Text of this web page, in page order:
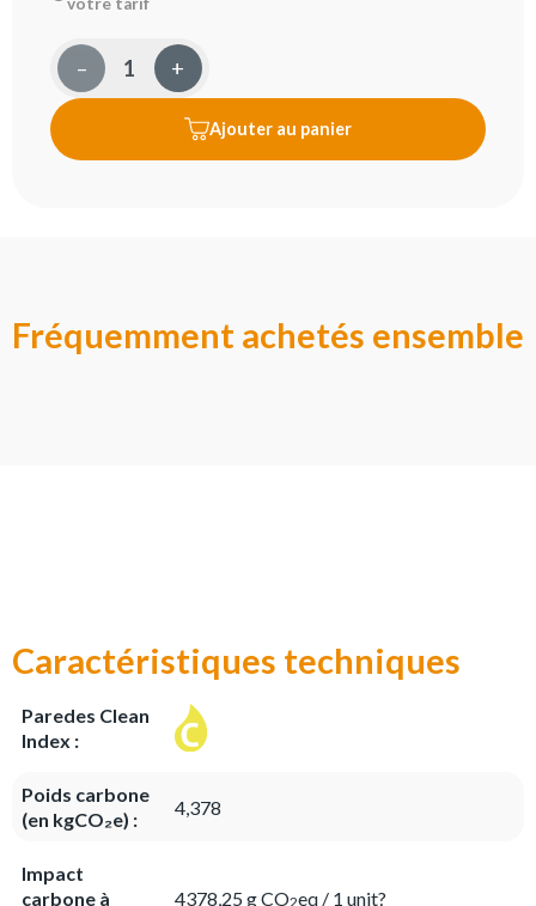
– +
Ajouter au panier
Fréquemment achetés ensemble
Caractéristiques techniques
Paredes Clean
Index :
Poids carbone
(en kgCO₂e) :
4,378
Impact
carbone à
4378,25 g CO2eq / 1 unit?